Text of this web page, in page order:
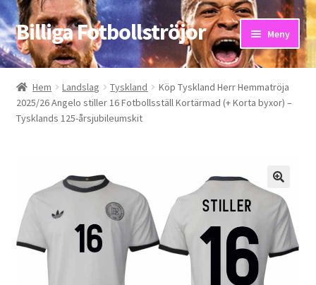
Hoppa
till
navigering
Hoppa
till
innehåll
Billiga Fotbollströjor Meny
Hem
Bloggar
Kontakta oss
Mitt konto
Hem Landslag Tyskland
Köp Tyskland Herr Hemmatröja
2025/26 Angelo stiller 16 Fotbollsställ Kortärmad (+ Korta byxor) –
Tysklands 125-årsjubileumskit